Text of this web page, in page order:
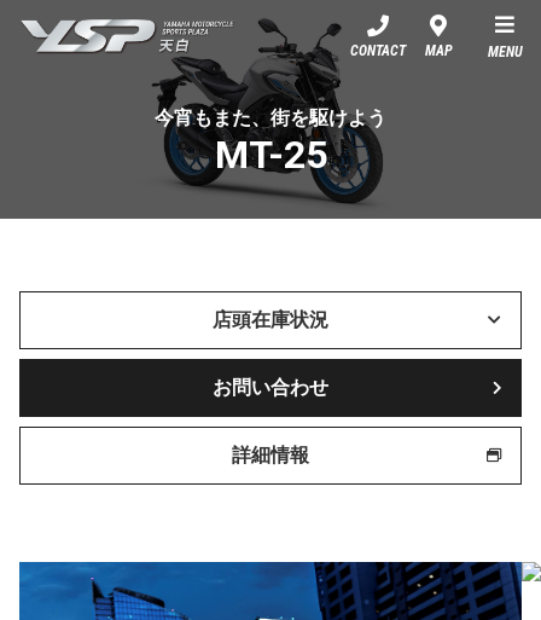
YSP天白
CONTACT MAP MENU
今宵もまた、街を駆けよう
MT-25
店頭在庫状況
お問い合わせ
詳細情報